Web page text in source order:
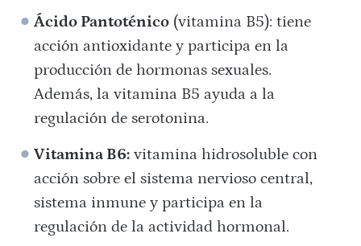
Ácido Pantoténico (vitamina B5): tiene
acción antioxidante y participa en la
producción de hormonas sexuales.
Además, la vitamina B5 ayuda a la
regulación de serotonina.
Vitamina B6: vitamina hidrosoluble con
acción sobre el sistema nervioso central,
sistema inmune y participa en la
regulación de la actividad hormonal.